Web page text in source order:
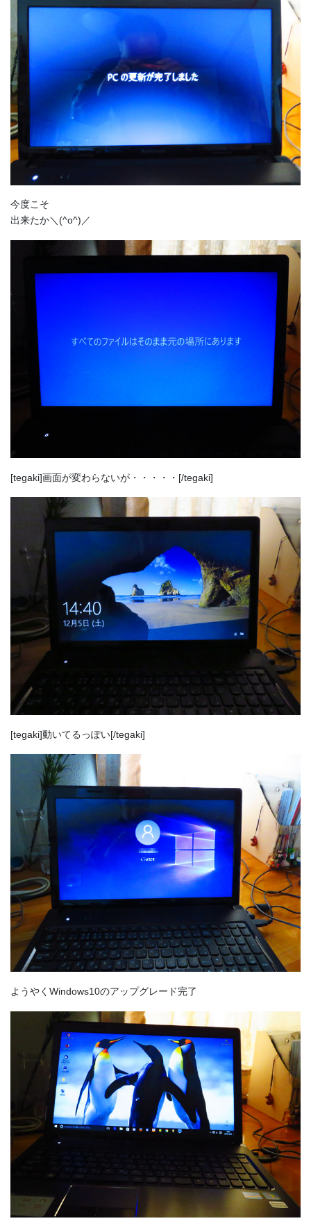
今度こそ
出来たか＼(^o^)／
[tegaki]画面が変わらないが・・・・・[/tegaki]
[tegaki]動いてるっぽい[/tegaki]
ようやくWindows10のアップグレード完了